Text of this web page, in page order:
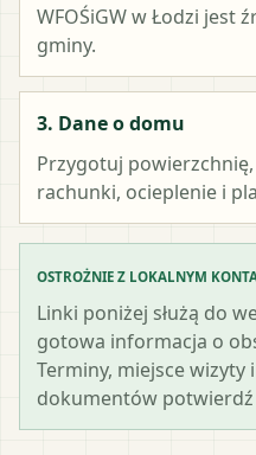
WFOŚiGW w Łodzi jest
gminy.
3. Dane o domu
Przygotuj powierzchnię,
rachunki, ocieplenie i
OSTROŻNIE Z LOKALNYM
Linki poniżej służą do
gotowa informacja o
Terminy, miejsce wizyty
dokumentów